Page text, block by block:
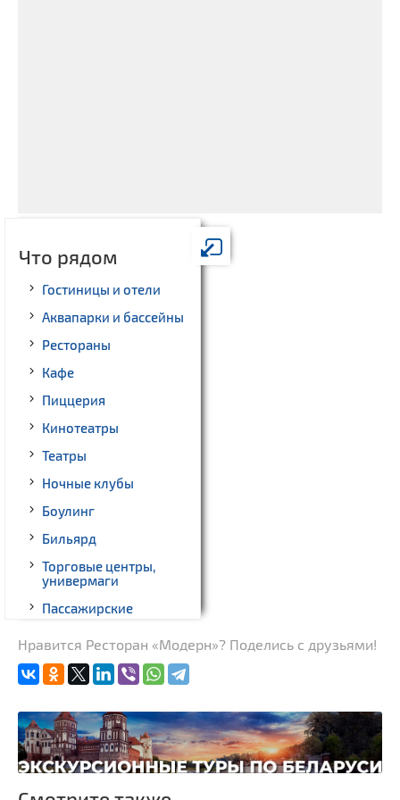
Что рядом
Гостиницы и отели
Аквапарки и бассейны
Рестораны
Кафе
Пиццерия
Кинотеатры
Театры
Ночные клубы
Боулинг
Бильярд
Торговые центры,
универмаги
Пассажирские
Гражданская
архитектура
Церкви
Музеи
Производства
Нравится Ресторан «Модерн»? Поделись с друзьями!